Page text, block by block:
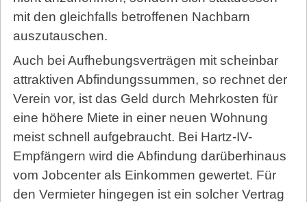
mit den gleichfalls betroffenen Nachbarn
auszutauschen.
Auch bei Aufhebungsverträgen mit scheinbar
attraktiven Abfindungssummen, so rechnet der
Verein vor, ist das Geld durch Mehrkosten für
eine höhere Miete in einer neuen Wohnung
meist schnell aufgebraucht. Bei Hartz-IV-
Empfängern wird die Abfindung darüberhinaus
vom Jobcenter als Einkommen gewertet. Für
den Vermieter hingegen ist ein solcher Vertrag